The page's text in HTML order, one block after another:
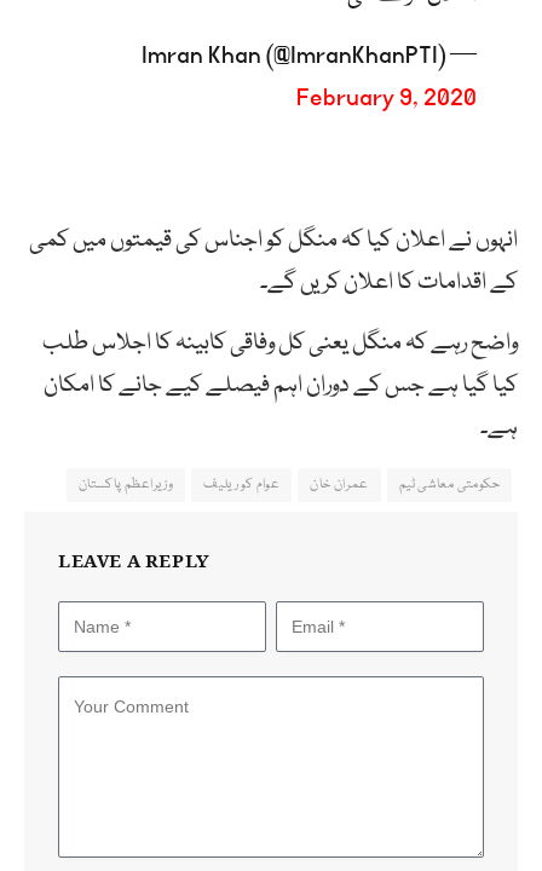
— Imran Khan (@ImranKhanPTI)
February 9, 2020
انہوں نے اعلان کیا کہ منگل کو اجناس کی قیمتوں میں کمی
کے اقدامات کا اعلان کریں گے۔
واضح رہے کہ منگل یعنی کل وفاقی کابینہ کا اجلاس طلب
کیا گیا ہے جس کے دوران اہم فیصلے کیے جانے کا امکان
ہے۔
حکومتی معاشی ٹیم عمران خان عوام کو ریلیف وزیراعظم پاکستان
LEAVE A REPLY